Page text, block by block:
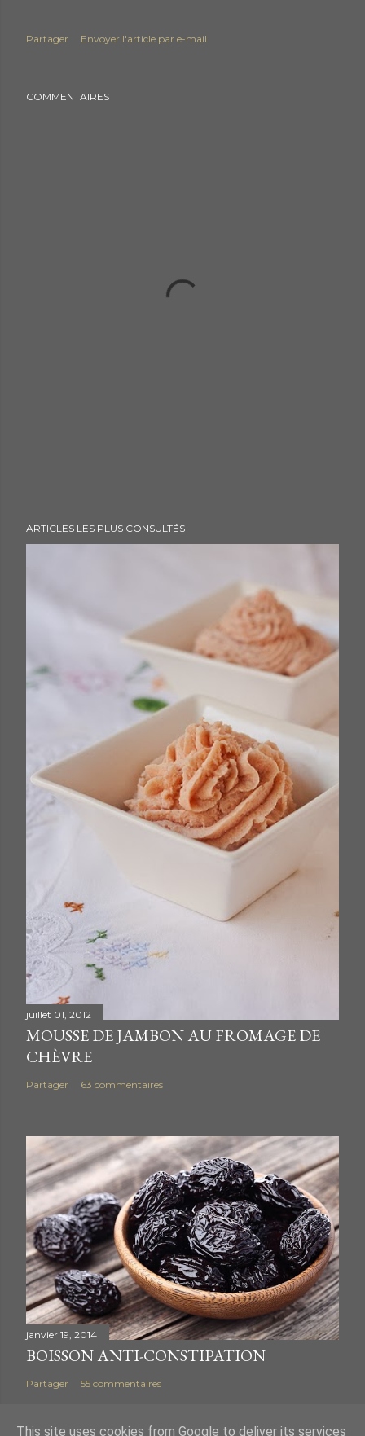
Partager Envoyer l'article par e-mail
COMMENTAIRES
ARTICLES LES PLUS CONSULTÉS
juillet 01, 2012
MOUSSE DE JAMBON AU FROMAGE DE
CHÈVRE
Partager 63 commentaires
janvier 19, 2014
BOISSON ANTI-CONSTIPATION
Partager 55 commentaires
This site uses cookies from Google to deliver its services